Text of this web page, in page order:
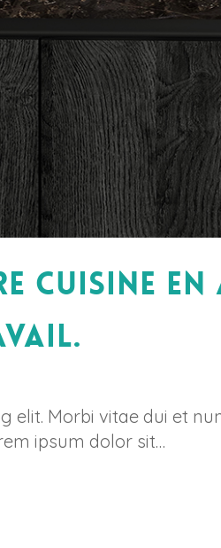
cuisine
elit. Morbi vitae dui et
ipsum dolor sit…